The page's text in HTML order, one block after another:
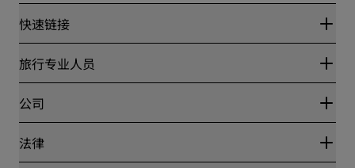
快速链接
丽赏会
Blog
目的地
丽笙酒店集团APP
体育认证酒店
旅行专业人员
合作伙伴
公司
丽笙酒店集团
法律